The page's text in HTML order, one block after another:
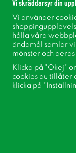
Nyhetsbrev
Om cookies
Inspiration
Vi skräddarsyr din
Vi använder
hålla våra
ändamål samlar
mönster och
Klicka på "Okej"
cookies du tillåter
klicka på